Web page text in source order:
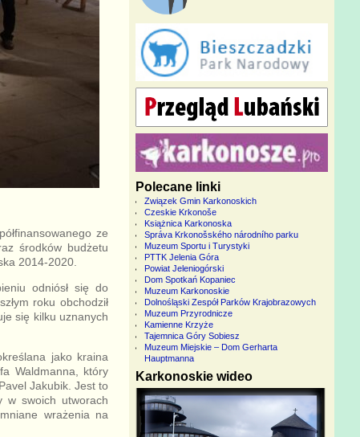
ze
środków budżetu
2014-2020.
odniósł się do
roku obchodził
się kilku uznanych
jako kraina
Waldmanna, który
Jakubik. Jest to
w swoich utworach
wrażenia na
Polecane linki
Związek Gmin Karkonoskich
Czeskie Krkonoše
Książnica Karkonoska
Správa Krkonošského národního parku
Muzeum Sportu i Turystyki
PTTK Jelenia Góra
Powiat Jeleniogórski
Dom Spotkań Kopaniec
Muzeum Karkonoskie
Dolnośląski Zespół Parków Krajobrazowych
Muzeum Przyrodnicze
Kamienne Krzyże
Tajemnica Góry Sobiesz
Muzeum Miejskie – Dom Gerharta
Hauptmanna
Karkonoskie wideo